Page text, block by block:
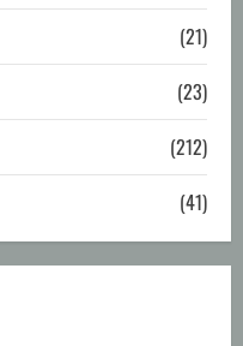
(21)
(23)
(212)
(41)